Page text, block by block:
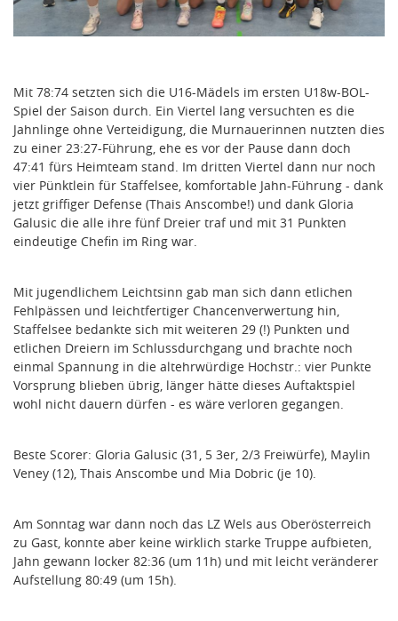
Mit 78:74 setzten sich die U16-Mädels im ersten U18w-BOL-
Spiel der Saison durch. Ein Viertel lang versuchten es die
Jahnlinge ohne Verteidigung, die Murnauerinnen nutzten dies
zu einer 23:27-Führung, ehe es vor der Pause dann doch
47:41 fürs Heimteam stand. Im dritten Viertel dann nur noch
vier Pünktlein für Staffelsee, komfortable Jahn-Führung - dank
jetzt griffiger Defense (Thais Anscombe!) und dank Gloria
Galusic die alle ihre fünf Dreier traf und mit 31 Punkten
eindeutige Chefin im Ring war.
Mit jugendlichem Leichtsinn gab man sich dann etlichen
Fehlpässen und leichtfertiger Chancenverwertung hin,
Staffelsee bedankte sich mit weiteren 29 (!) Punkten und
etlichen Dreiern im Schlussdurchgang und brachte noch
einmal Spannung in die altehrwürdige Hochstr.: vier Punkte
Vorsprung blieben übrig, länger hätte dieses Auftaktspiel
wohl nicht dauern dürfen - es wäre verloren gegangen.
Beste Scorer: Gloria Galusic (31, 5 3er, 2/3 Freiwürfe), Maylin
Veney (12), Thais Anscombe und Mia Dobric (je 10).
Am Sonntag war dann noch das LZ Wels aus Oberösterreich
zu Gast, konnte aber keine wirklich starke Truppe aufbieten,
Jahn gewann locker 82:36 (um 11h) und mit leicht veränderer
Aufstellung 80:49 (um 15h).